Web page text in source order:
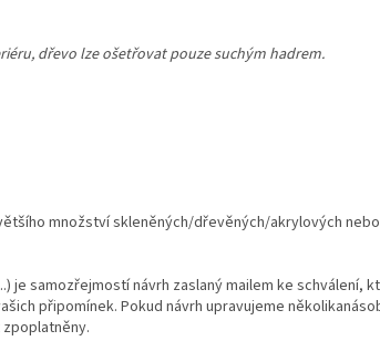
dřevo lze ošetřovat pouze suchým hadrem.
množství skleněných/dřevěných/akrylových
je samozřejmostí návrh zaslaný mailem ke schválení,
připomínek. Pokud návrh upravujeme